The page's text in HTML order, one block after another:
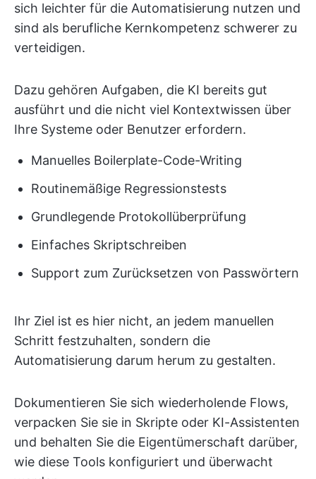
sich leichter für die Automatisierung nutzen und
sind als berufliche Kernkompetenz schwerer zu
verteidigen.
Dazu gehören Aufgaben, die KI bereits gut
ausführt und die nicht viel Kontextwissen über
Ihre Systeme oder Benutzer erfordern.
Manuelles Boilerplate-Code-Writing
Routinemäßige Regressionstests
Grundlegende Protokollüberprüfung
Einfaches Skriptschreiben
Support zum Zurücksetzen von Passwörtern
Ihr Ziel ist es hier nicht, an jedem manuellen
Schritt festzuhalten, sondern die
Automatisierung darum herum zu gestalten.
Dokumentieren Sie sich wiederholende Flows,
verpacken Sie sie in Skripte oder KI-Assistenten
und behalten Sie die Eigentümerschaft darüber,
wie diese Tools konfiguriert und überwacht